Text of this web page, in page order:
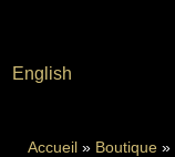
English
Accueil » Boutique »